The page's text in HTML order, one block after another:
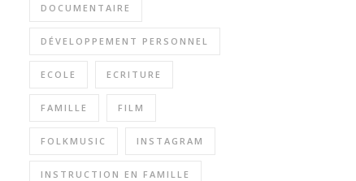
DOCUMENTAIRE
DÉVELOPPEMENT PERSONNEL
ECOLE ECRITURE
FAMILLE FILM
FOLKMUSIC INSTAGRAM
INSTRUCTION EN FAMILLE